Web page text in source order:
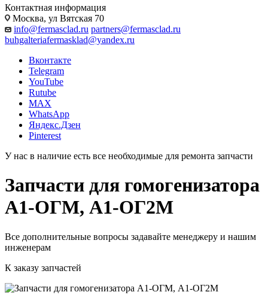
Контактная информация
Москва, ул Вятская 70
info@fermasclad.ru partners@fermasclad.ru
buhgalteriafermasklad@yandex.ru
Вконтакте
Telegram
YouTube
Rutube
MAX
WhatsApp
Яндекс.Дзен
Pinterest
У нас в наличие есть все необходимые для ремонта запчасти
Запчасти для гомогенизатора
А1-ОГМ, А1-ОГ2М
Все дополнительные вопросы задавайте менеджеру и нашим
инженерам
К заказу запчастей